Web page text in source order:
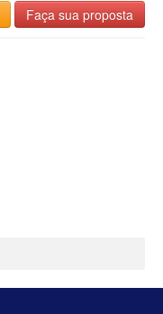
Faça sua proposta